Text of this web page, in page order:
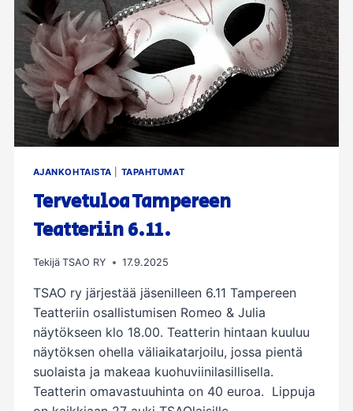
AJANKOHTAISTA TAPAHTUMAT
Tervetuloa Tampereen
Teatteriin 6.11.
Tekijä TSAO RY 17.9.2025
TSAO ry järjestää jäsenilleen 6.11 Tampereen
Teatteriin osallistumisen Romeo & Julia
näytökseen klo 18.00. Teatterin hintaan kuuluu
näytöksen ohella väliaikatarjoilu, jossa pientä
suolaista ja makeaa kuohuviinilasillisella.
Teatterin omavastuuhinta on 40 euroa. Lippuja